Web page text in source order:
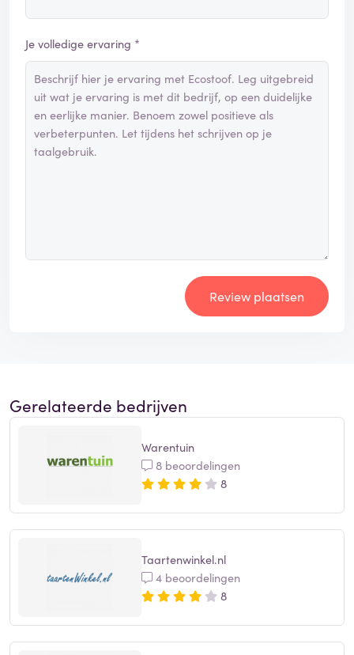
Je volledige ervaring *
Review plaatsen
Gerelateerde bedrijven
Warentuin
8 beoordelingen
8
Taartenwinkel.nl
4 beoordelingen
8